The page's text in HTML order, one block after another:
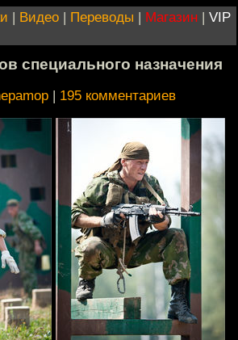
| Видео | Переводы | Магазин | VIP
специального назначения
| 195 комментариев